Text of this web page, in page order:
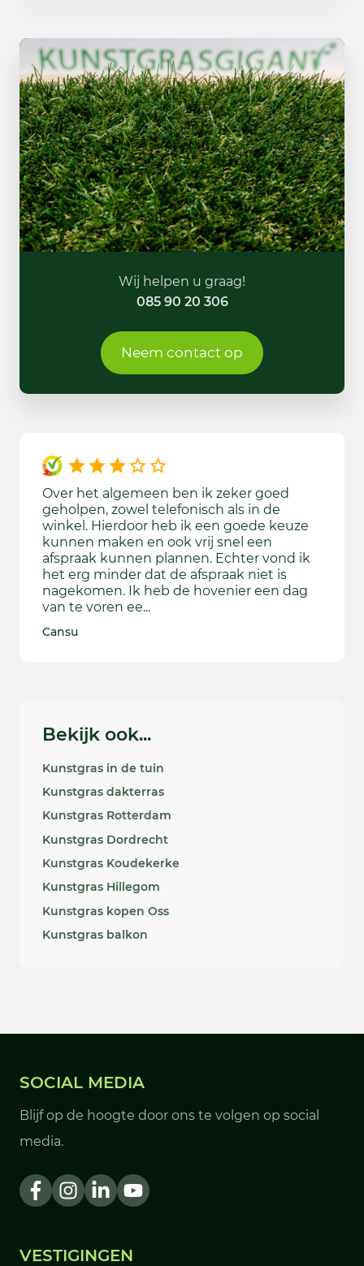
Wij helpen u graag!
085 90 20 306
Neem contact op
Over het algemeen ben ik zeker goed
geholpen, zowel telefonisch als in de
winkel. Hierdoor heb ik een goede keuze
kunnen maken en ook vrij snel een
afspraak kunnen plannen. Echter vond ik
het erg minder dat de afspraak niet is
nagekomen. Ik heb de hovenier een dag
van te voren ee...
Cansu
Bekijk ook...
Kunstgras in de tuin
Kunstgras dakterras
Kunstgras Rotterdam
Kunstgras Dordrecht
Kunstgras Koudekerke
Kunstgras Hillegom
Kunstgras kopen Oss
Kunstgras balkon
SOCIAL MEDIA
Blijf op de hoogte door ons te volgen op social
media.
VESTIGINGEN